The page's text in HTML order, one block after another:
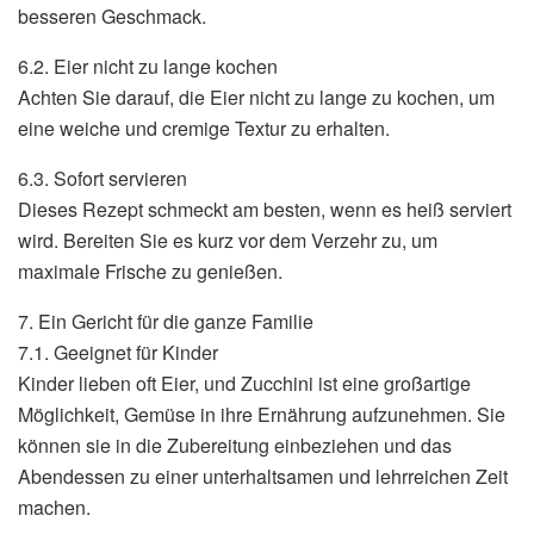
besseren Geschmack.
6.2. Eier nicht zu lange kochen
Achten Sie darauf, die Eier nicht zu lange zu kochen, um
eine weiche und cremige Textur zu erhalten.
6.3. Sofort servieren
Dieses Rezept schmeckt am besten, wenn es heiß serviert
wird. Bereiten Sie es kurz vor dem Verzehr zu, um
maximale Frische zu genießen.
7. Ein Gericht für die ganze Familie
7.1. Geeignet für Kinder
Kinder lieben oft Eier, und Zucchini ist eine großartige
Möglichkeit, Gemüse in ihre Ernährung aufzunehmen. Sie
können sie in die Zubereitung einbeziehen und das
Abendessen zu einer unterhaltsamen und lehrreichen Zeit
machen.